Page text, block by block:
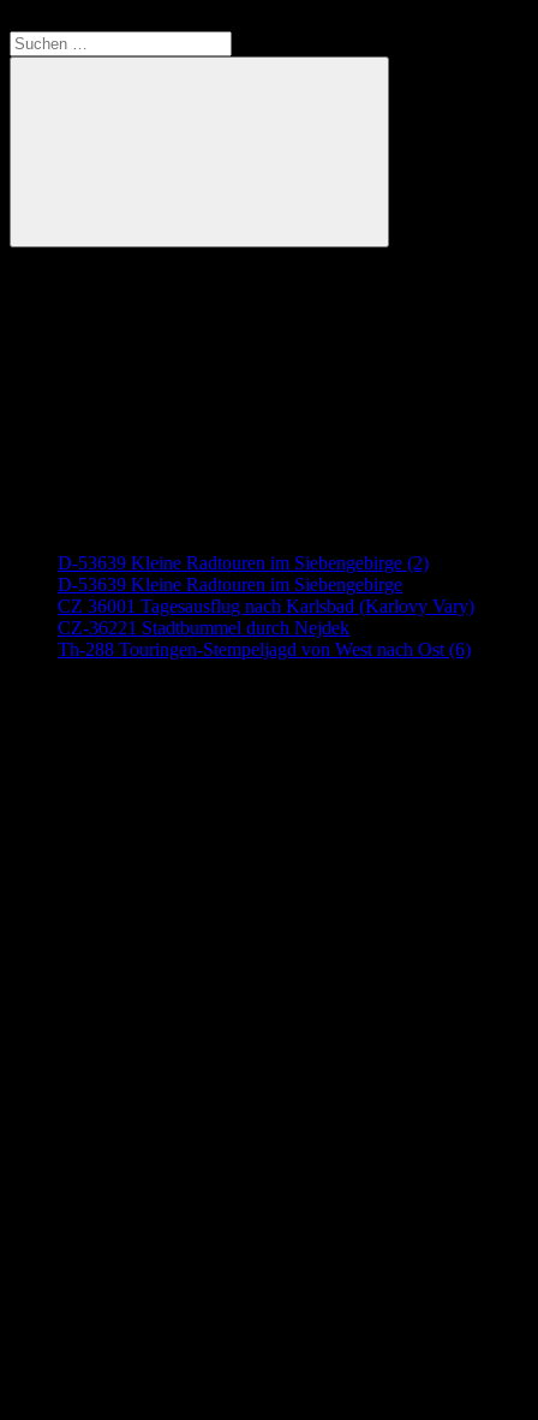
Suchen
nach:
Suchen
D-53639 Kleine Radtouren im Siebengebirge (2)
D-53639 Kleine Radtouren im Siebengebirge
CZ 36001 Tagesausflug nach Karlsbad (Karlovy Vary)
CZ-36221 Stadtbummel durch Nejdek
Th-288 Touringen-Stempeljagd von West nach Ost (6)